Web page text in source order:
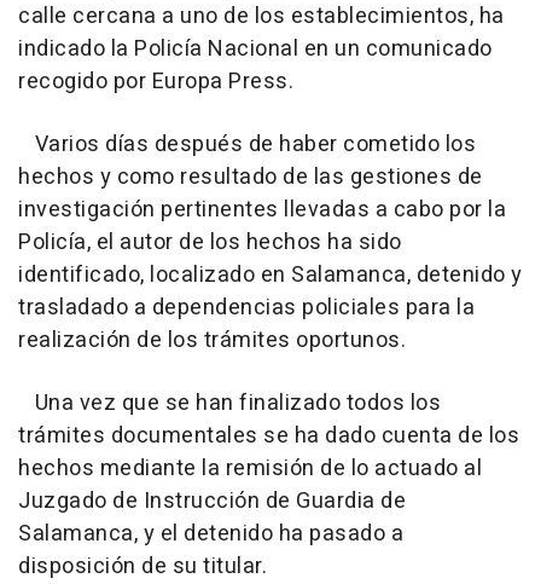
calle cercana a uno de los establecimientos, ha
indicado la Policía Nacional en un comunicado
recogido por Europa Press.
Varios días después de haber cometido los
hechos y como resultado de las gestiones de
investigación pertinentes llevadas a cabo por la
Policía, el autor de los hechos ha sido
identificado, localizado en Salamanca, detenido y
trasladado a dependencias policiales para la
realización de los trámites oportunos.
Una vez que se han finalizado todos los
trámites documentales se ha dado cuenta de los
hechos mediante la remisión de lo actuado al
Juzgado de Instrucción de Guardia de
Salamanca, y el detenido ha pasado a
disposición de su titular.